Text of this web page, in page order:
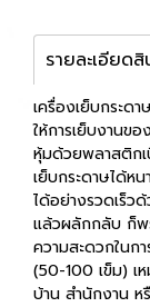
รายละเอียดสิ
เครื่องเย็บกระด
ให้การเย็บงานข
หุ้มด้วยพลาสติก
เย็บกระดาษได้ห
ได้อย่างรวดเร็ว
แล้วผลักกลับ ก็พ
ความสะดวกในก
(50-100 เข็ม) เห
บ้าน สำนักงาน